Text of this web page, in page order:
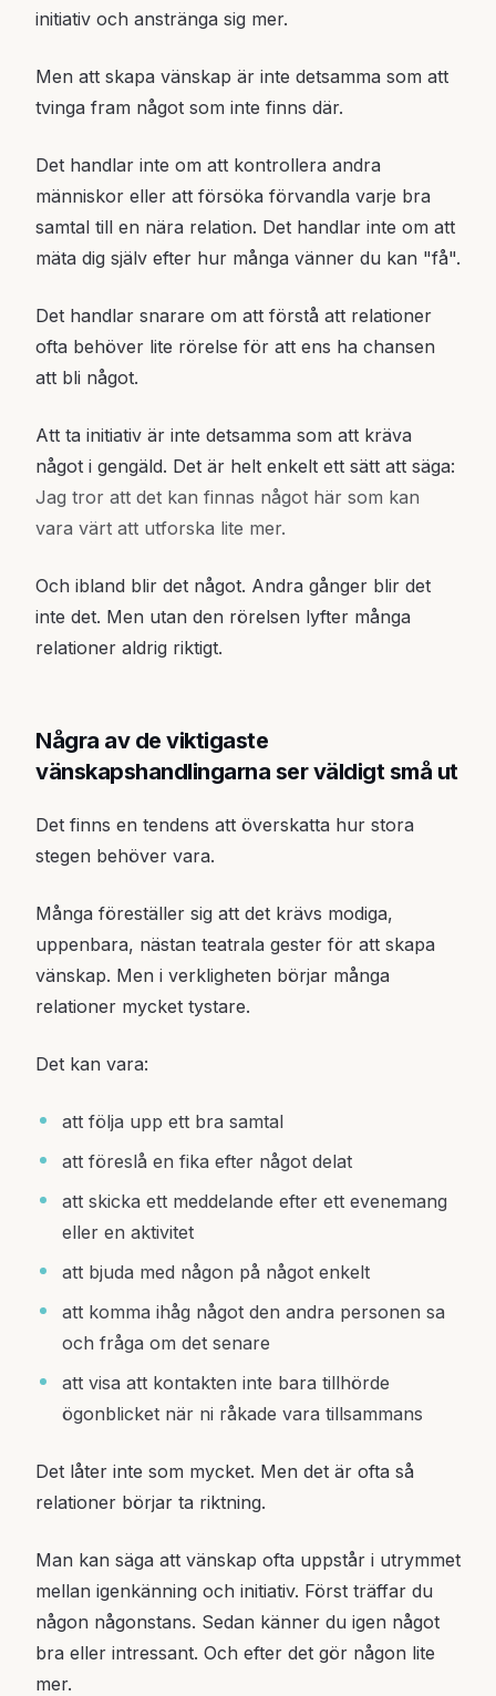
initiativ och anstränga sig mer.
Men att skapa vänskap är inte detsamma som att
tvinga fram något som inte finns där.
Det handlar inte om att kontrollera andra
människor eller att försöka förvandla varje bra
samtal till en nära relation. Det handlar inte om att
mäta dig själv efter hur många vänner du kan "få".
Det handlar snarare om att förstå att relationer
ofta behöver lite rörelse för att ens ha chansen
att bli något.
Att ta initiativ är inte detsamma som att kräva
något i gengäld. Det är helt enkelt ett sätt att säga:
Jag tror att det kan finnas något här som kan
vara värt att utforska lite mer.
Och ibland blir det något. Andra gånger blir det
inte det. Men utan den rörelsen lyfter många
relationer aldrig riktigt.
Några av de viktigaste
vänskapshandlingarna ser väldigt små ut
Det finns en tendens att överskatta hur stora
stegen behöver vara.
Många föreställer sig att det krävs modiga,
uppenbara, nästan teatrala gester för att skapa
vänskap. Men i verkligheten börjar många
relationer mycket tystare.
Det kan vara:
att följa upp ett bra samtal
att föreslå en fika efter något delat
att skicka ett meddelande efter ett evenemang
eller en aktivitet
att bjuda med någon på något enkelt
att komma ihåg något den andra personen sa
och fråga om det senare
att visa att kontakten inte bara tillhörde
ögonblicket när ni råkade vara tillsammans
Det låter inte som mycket. Men det är ofta så
relationer börjar ta riktning.
Man kan säga att vänskap ofta uppstår i utrymmet
mellan igenkänning och initiativ. Först träffar du
någon någonstans. Sedan känner du igen något
bra eller intressant. Och efter det gör någon lite
mer.